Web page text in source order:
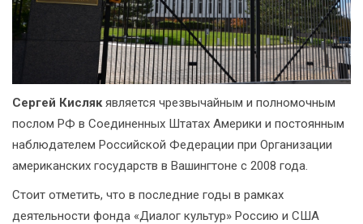
Сергей Кислякявляется чрезвычайным и полномочным
послом РФ в Соединенных Штатах Америки и постоянным
наблюдателем Российской Федерации при Организации
американских государств в Вашингтоне с 2008 года.
Стоит отметить, что в последние годы в рамках
деятельности фонда «Диалог культур» Россию и США